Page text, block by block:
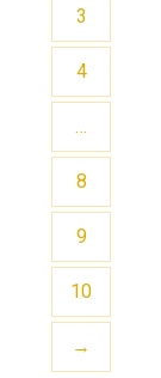
3
4
…
8
9
10
→